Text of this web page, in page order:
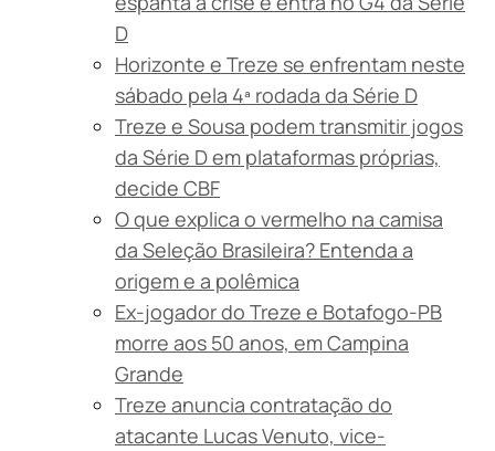
D
Horizonte e Treze se enfrentam neste
sábado pela 4ª rodada da Série D
Treze e Sousa podem transmitir jogos
da Série D em plataformas próprias,
decide CBF
O que explica o vermelho na camisa
da Seleção Brasileira? Entenda a
origem e a polêmica
Ex-jogador do Treze e Botafogo-PB
morre aos 50 anos, em Campina
Grande
Treze anuncia contratação do
atacante Lucas Venuto, vice-